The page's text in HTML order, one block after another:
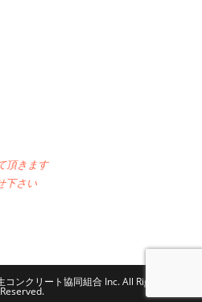
頂きます
下さい
ンクリート協同組合 Inc. All Rights
Reserved.